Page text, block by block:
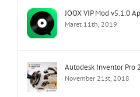
JOOX VIP Mod v5.1.0
Maret 11th, 2019
Autodesk Inventor Pro
November 21st, 2018